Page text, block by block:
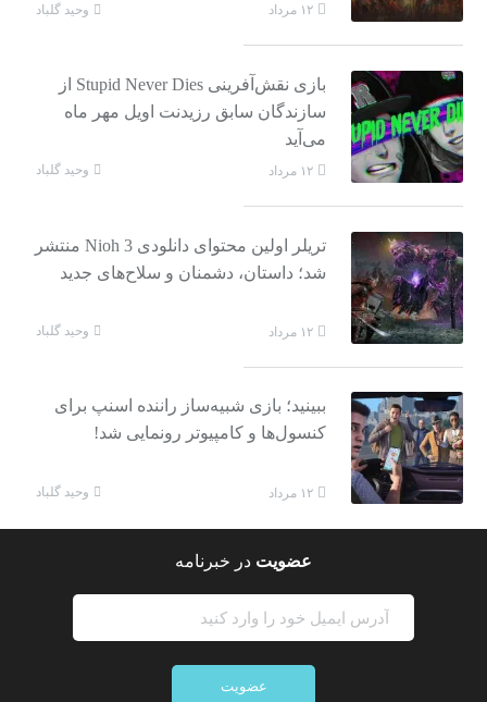
۱۲ مرداد وحید گلباد
بازی نقش‌آفرینی Stupid Never Dies از
سازندگان سابق رزیدنت اویل مهر ماه
می‌آید
۱۲ مرداد وحید گلباد
تریلر اولین محتوای دانلودی Nioh 3 منتشر
شد؛ داستان، دشمنان و سلاح‌های جدید
۱۲ مرداد وحید گلباد
ببینید؛ بازی شبیه‌ساز راننده اسنپ برای
کنسول‌ها و کامپیوتر رونمایی شد!
۱۲ مرداد وحید گلباد
عضویت در خبرنامه
عضویت